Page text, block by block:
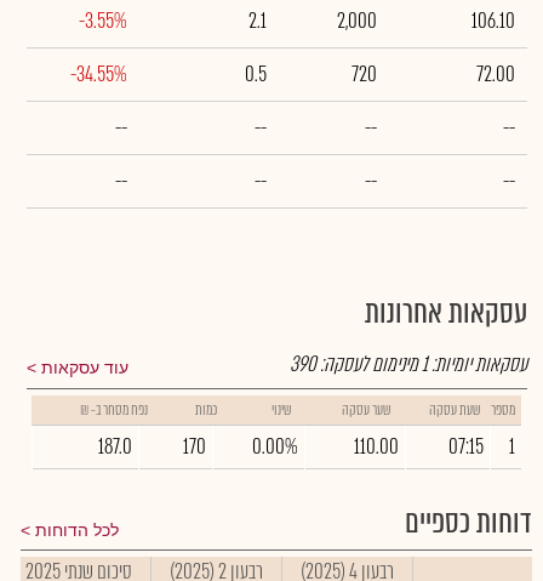
106.10
2,000
2.1
-3.55%
72.00
720
0.5
-34.55%
--
--
--
--
--
--
--
--
עסקאות אחרונות
עוד עסקאות עסקאות יומיות:1מינימום לעסקה:390
מספר שעת עסקה שער עסקה שינוי כמות נפח מסחר ב- ₪
1
07:15
110.00
0.00%
170
187.0
דוחות כספיים לכל הדוחות
רבעון 4 (2025) רבעון 2 (2025)
סיכום שנתי 2025